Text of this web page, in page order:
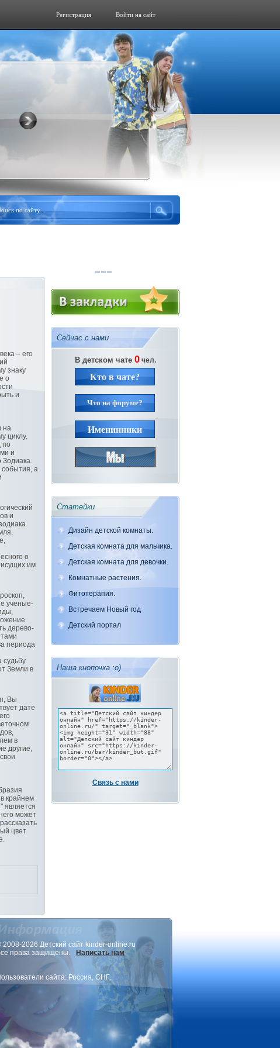
Войти на сайт
Регистрация
– его
знаку
о
и
на
циклу.
по
и
Зодиака.
события, а
и
о
им
ученые-
дерево-
периода
судьбу
Земли в
Вы
дате
в
другие,
крайнем
является
может
цвет
Сейчас с нами
В детском чате 0чел.
Кто в чате?
Что на форуме?
Именинники
Статейки
Дизайн детской комнаты.
Детская комната для мальчика.
Детская комната для девочки.
Комнатные растения.
Фитотерапия.
Встречаем Новый год
Детский портал
Наша кнопочка :о)
Связь с нами
2008-2026 Детский сайт kinder-online.ru
права защищены.
Написать нам
сайта: Россия, СНГ.